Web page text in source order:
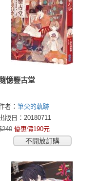
隨憶鑒古堂
者： 筆尖的軌跡
版日：20180711
優惠價190元
不開放訂購